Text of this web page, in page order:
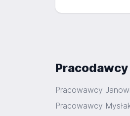
Pracowawcy
Pracowawcy